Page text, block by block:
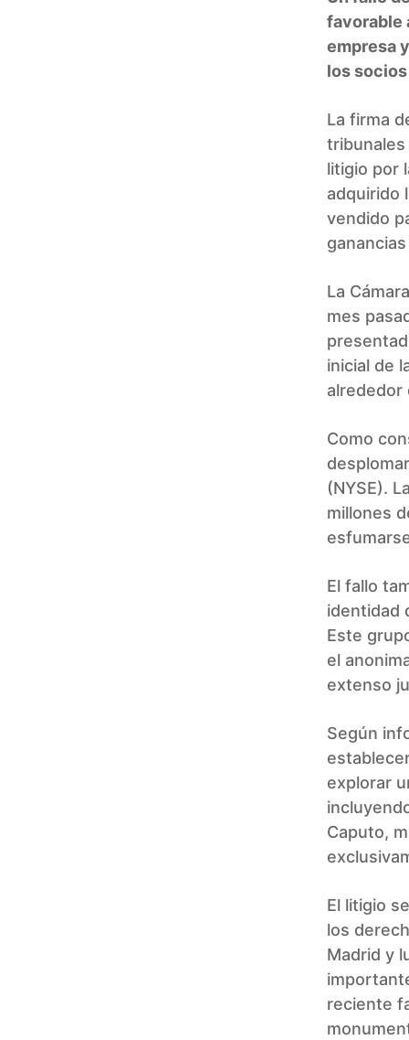
favorable
empresa
los
La firma
tribunales
litigio por
adquirido
vendido
La
mes
inicial de
alrededor
Como
(NYSE).
millones
El fallo
identidad
Este
el
extenso
Según
explorar
Caputo,
El litigio
los
Madrid y
reciente